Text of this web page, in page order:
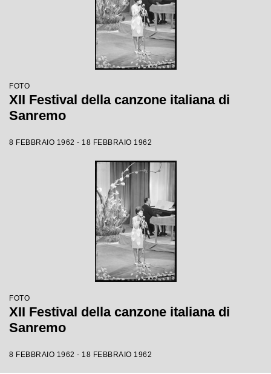
FOTO
XII Festival della canzone italiana di
Sanremo
8 FEBBRAIO 1962 - 18 FEBBRAIO 1962
FOTO
XII Festival della canzone italiana di
Sanremo
8 FEBBRAIO 1962 - 18 FEBBRAIO 1962